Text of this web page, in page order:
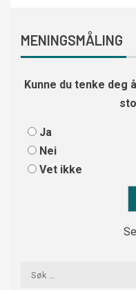
MENINGSMÅLING
Kunne du tenke deg
Ja
Nei
Vet ikke